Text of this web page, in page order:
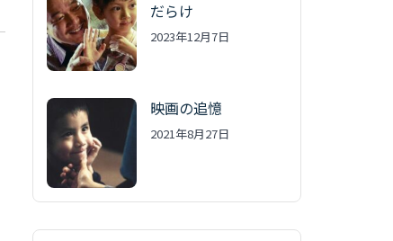
だらけ
2023年12月7日
映画の追憶
2021年8月27日